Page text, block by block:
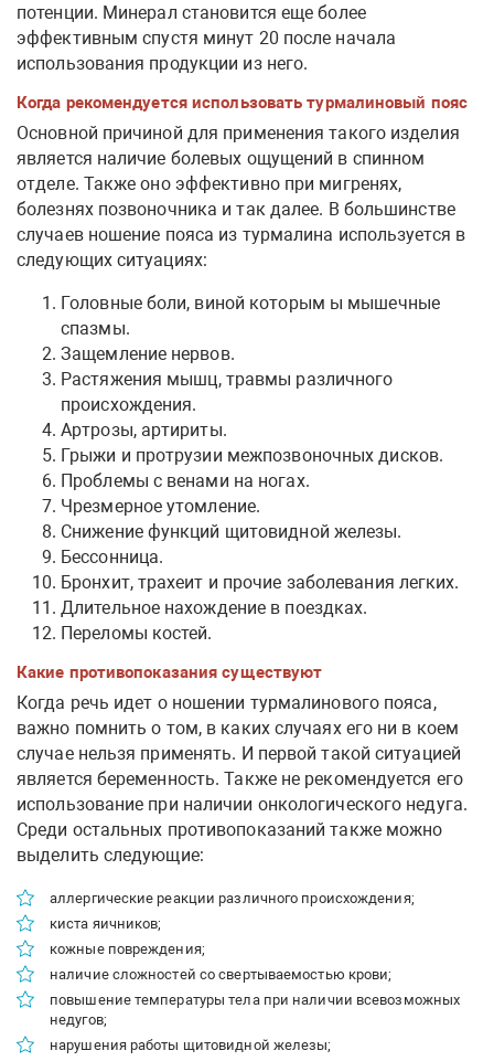
потенции. Минерал становится еще более
эффективным спустя минут 20 после начала
использования продукции из него.
Когда рекомендуется использовать турмалиновый пояс
Основной причиной для применения такого изделия
является наличие болевых ощущений в спинном
отделе. Также оно эффективно при мигренях,
болезнях позвоночника и так далее. В большинстве
случаев ношение пояса из турмалина используется в
следующих ситуациях:
Головные боли, виной которым ы мышечные
спазмы.
Защемление нервов.
Растяжения мышц, травмы различного
происхождения.
Артрозы, артириты.
Грыжи и протрузии межпозвоночных дисков.
Проблемы с венами на ногах.
Чрезмерное утомление.
Снижение функций щитовидной железы.
Бессонница.
Бронхит, трахеит и прочие заболевания легких.
Длительное нахождение в поездках.
Переломы костей.
Какие противопоказания существуют
Когда речь идет о ношении турмалинового пояса,
важно помнить о том, в каких случаях его ни в коем
случае нельзя применять. И первой такой ситуацией
является беременность. Также не рекомендуется его
использование при наличии онкологического недуга.
Среди остальных противопоказаний также можно
выделить следующие:
аллергические реакции различного происхождения;
киста яичников;
кожные повреждения;
наличие сложностей со свертываемостью крови;
повышение температуры тела при наличии всевозможных
недугов;
нарушения работы щитовидной железы;